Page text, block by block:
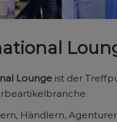
Lounge ist der
Händlern,